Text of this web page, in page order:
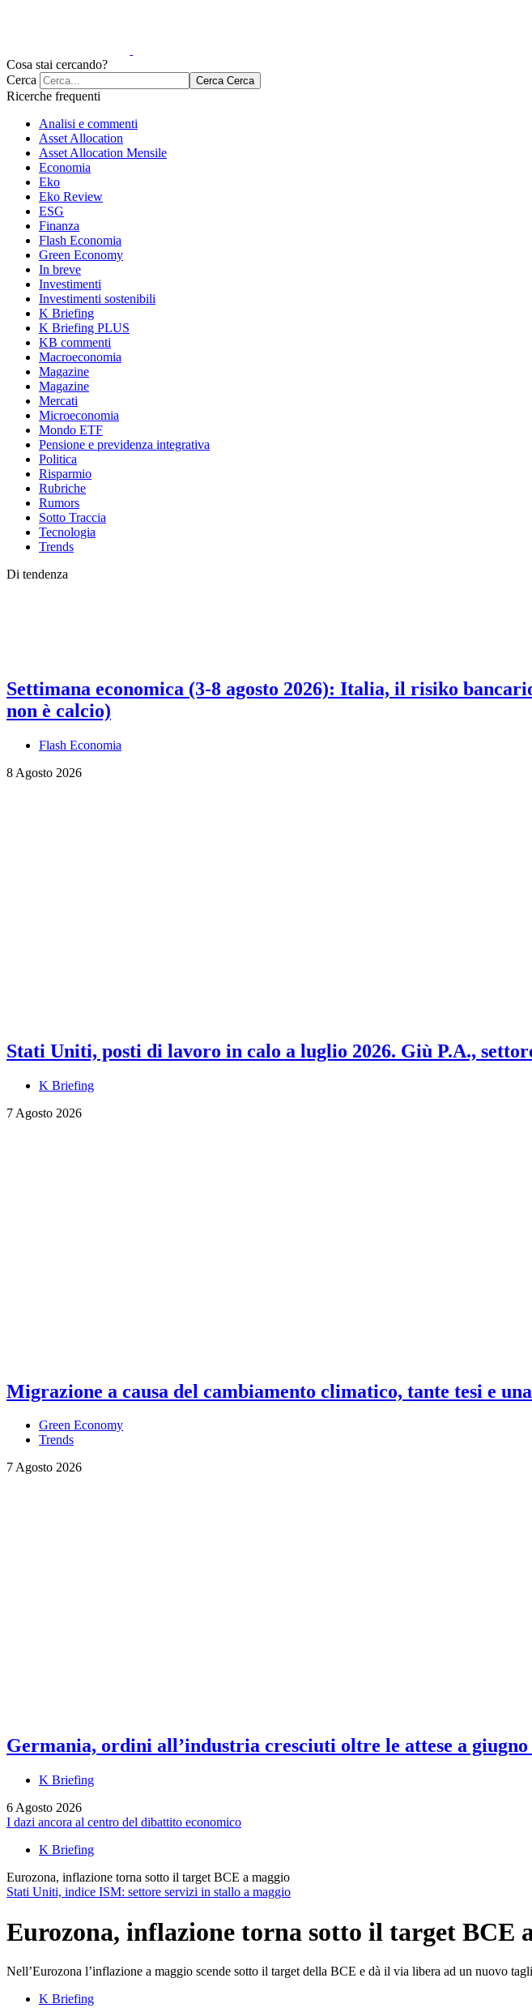
Cosa stai cercando?
Cerca
Cerca Cerca
Ricerche frequenti
Analisi e commenti
Asset Allocation
Asset Allocation Mensile
Economia
Eko
Eko Review
ESG
Finanza
Flash Economia
Green Economy
In breve
Investimenti
Investimenti sostenibili
K Briefing
K Briefing PLUS
KB commenti
Macroeconomia
Magazine
Magazine
Mercati
Microeconomia
Mondo ETF
Pensione e previdenza integrativa
Politica
Risparmio
Rubriche
Rumors
Sotto Traccia
Tecnologia
Trends
Di tendenza
Settimana economica (3-8 agosto 2026): Italia, il risiko
non è calcio)
Flash Economia
8 Agosto 2026
Stati Uniti, posti di lavoro in calo a luglio 2026. Giù P.A.,
K Briefing
7 Agosto 2026
Migrazione a causa del cambiamento climatico, tante tesi e
Green Economy
Trends
7 Agosto 2026
Germania, ordini all’industria cresciuti oltre le attese a giugno
K Briefing
6 Agosto 2026
I dazi ancora al centro del dibattito economico
K Briefing
Eurozona, inflazione torna sotto il target BCE a maggio
Stati Uniti, indice ISM: settore servizi in stallo a maggio
Eurozona, inflazione torna sotto il target BCE
Nell’Eurozona l’inflazione a maggio scende sotto il target della BCE e dà il via libera ad un nuovo
K Briefing